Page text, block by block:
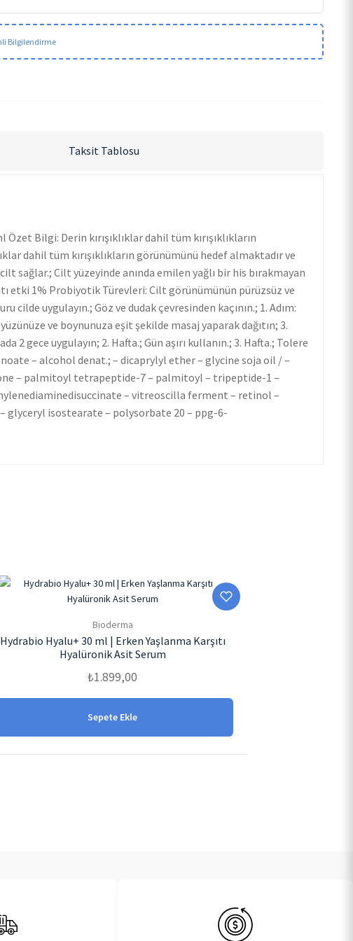
Bilgilendirme
Taksit Tablosu
Bilgi: Derin kırışıklıklar dahil tüm kırışıklıkların
dahil tüm kırışıklıkların görünümünü hedef almaktadır ve
sağlar.; Cilt yüzeyinde anında emilen yağlı bir his bırakmayan
etki 1% Probiyotik Türevleri: Cilt görünümünün pürüzsüz ve
uygulayın.; Göz ve dudak çevresinden kaçının.; 1. Adım:
ve boynunuza eşit şekilde masaj yaparak dağıtın; 3.
gece uygulayın; 2. Hafta.; Gün aşırı kullanın.; 3. Hafta.; Tolere
– alcohol denat.; – dicaprylyl ether – glycine soja oil / –
– palmitoyl tetrapeptide-7 – palmitoyl – tripeptide-1 –
– vitreoscilla ferment – retinol –
isostearate – polysorbate 20 – ppg-6-
Bioderma
Hydrabio Hyalu+ 30 ml | Erken Yaşlanma Karşıtı
Hyalüronik Asit Serum
₺1.899,00
Sepete Ekle